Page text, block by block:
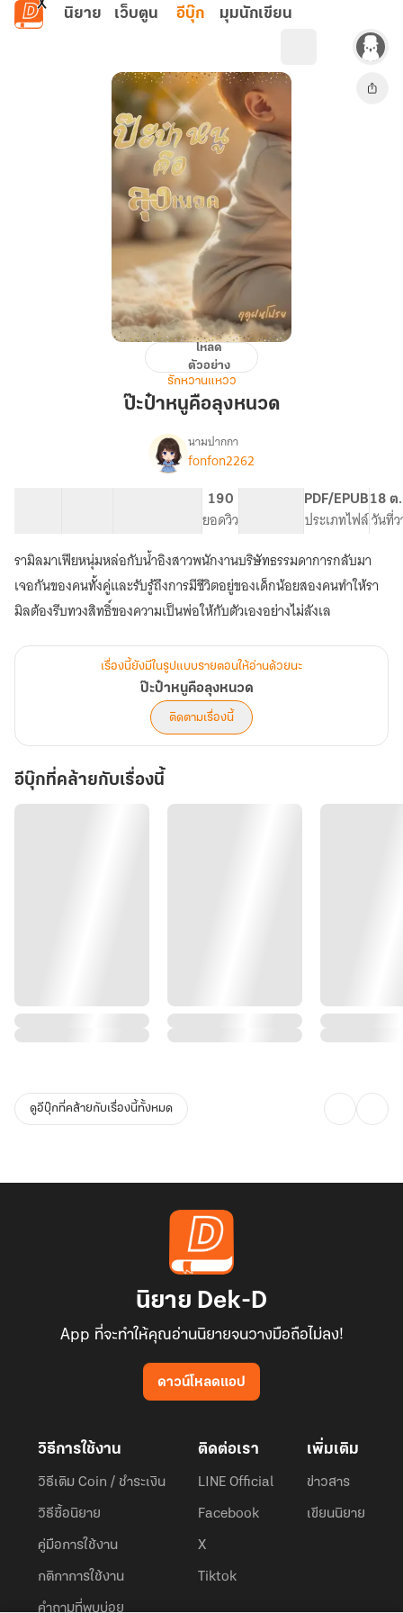
ข้ามไปยังเนื้อหาหลัก
นิยาย เว็บตูน อีบุ๊ก มุมนักเขียน
ป๊ะป๋า
คือ
โหลด
ตัวอย่าง
รักหวานแหวว
ป๊ะป๋าหนูคือลุงหนวด
เรื่อง
หนู
คือ
ลุง
หนวด
นามปากกา
fonfon2262
190
ยอดวิว
PDF/EPUB
ประเภทไฟล์
18 ต
วันที่
รามิลมาเฟียหนุ่มหล่อกับน้ำอิงสาวพนักงานบริษัทธรรมดาการกลับมา
เจอกันของคนทั้งคู่และรับรู้ถึงการมีชีวิตอยู่ของเด็กน้อยสองคนทำให้รา
มิลต้องรีบทวงสิทธิ์ของความเป็นพ่อให้กับตัวเองอย่างไม่ลังเล
เรื่องนี้ยังมีในรูปแบบรายตอนให้อ่านด้วยนะ
ป๊ะป๋าหนูคือลุงหนวด
ติดตามเรื่องนี้
อีบุ๊กที่คล้ายกับเรื่องนี้
ดูอีบุ๊กที่คล้ายกับเรื่องนี้ทั้งหมด
นิยาย Dek-D
App ที่จะทำให้คุณอ่านนิยายจนวางมือถือไม่ลง!
ดาวน์โหลดแอป
วิธีการใช้งาน
วิธีเติม Coin / ชำระเงิน
วิธีซื้อนิยาย
คู่มือการใช้งาน
กติกาการใช้งาน
คำถามที่พบบ่อย
ติดต่อเรา
LINE Official
Facebook
X
Tiktok
เพิ่มเติม
ข่าวสาร
เขียนนิยาย